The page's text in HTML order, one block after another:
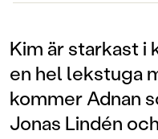
Kim är starkast i
en hel lekstuga
kommer Adnan
Jonas Lindén